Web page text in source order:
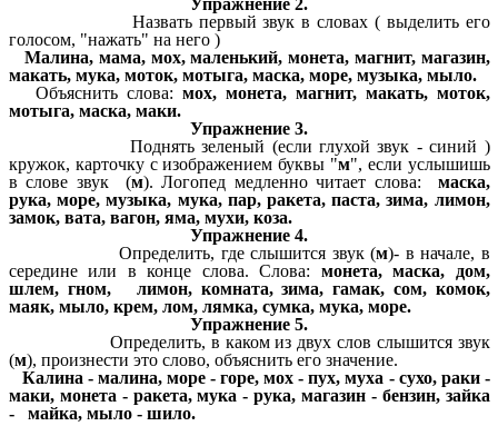
Упражнение 2.
Назвать первый звук в словах ( выделить его
голосом, "нажать" на него )
Малина, мама, мох, маленький, монета, магнит, магазин,
макать, мука, моток, мотыга, маска, море, музыка, мыло.
Объяснить слова: мох, монета, магнит, макать, моток,
мотыга, маска, маки.
Упражнение 3.
Поднять зеленый (если глухой звук - синий )
кружок, карточку с изображением буквы "м", если услышишь
в слове звук (м). Логопед медленно читает слова: маска,
рука, море, музыка, мука, пар, ракета, паста, зима, лимон,
замок, вата, вагон, яма, мухи, коза.
Упражнение 4.
Определить, где слышится звук (м)- в начале, в
середине или в конце слова. Слова: монета, маска, дом,
шлем, гном, лимон, комната, зима, гамак, сом, комок,
маяк, мыло, крем, лом, лямка, сумка, мука, море.
Упражнение 5.
Определить, в каком из двух слов слышится звук
(м), произнести это слово, объяснить его значение.
Калина - малина, море - горе, мох - пух, муха - сухо, раки -
маки, монета - ракета, мука - рука, магазин - бензин, зайка
- майка, мыло - шило.